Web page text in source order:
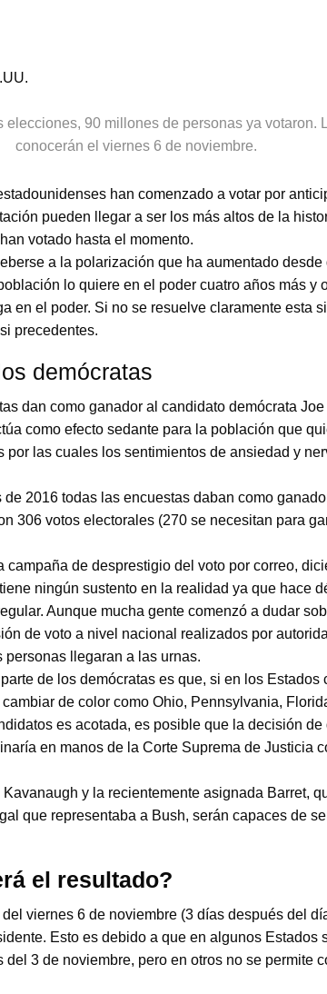
elecciones, 90 millones de personas ya votaron.
conocerán el viernes 6 de noviembre.
han comenzado a votar por
pueden llegar a ser los más altos de la
votado hasta el momento.
a la polarización que ha aumentado
lo quiere en el poder cuatro años más y
en el poder. Si no se resuelve claramente esta
precedentes.
demócratas
dan como ganador al candidato demócrata
como efecto sedante para la población que
por las cuales los sentimientos de ansiedad y
2016 todas las encuestas daban como
306 votos electorales (270 se necesitan para
campaña de desprestigio del voto por correo,
ningún sustento en la realidad ya que hace
Aunque mucha gente comenzó a dudar
de voto a nivel nacional realizados por
llegaran a las urnas.
de los demócratas es que, si en los Estados
de color como Ohio, Pennsylvania,
es acotada, es posible que la decisión
en manos de la Corte Suprema de Justicia
y la recientemente asignada Barret,
que representaba a Bush, serán capaces de
el resultado?
viernes 6 de noviembre (3 días después del
Esto es debido a que en algunos Estados
3 de noviembre, pero en otros no se permite